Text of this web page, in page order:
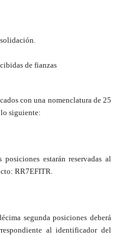
de fianzas
con una nomenclatura de 25
lo siguiente:
posiciones estarán reservadas al
RR7EFITR.
segunda posiciones deberá
al identificador del